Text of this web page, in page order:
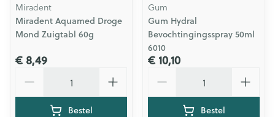
Miradent
Miradent Aquamed Droge
Mond Zuigtabl 60g
€ 8,49
Bestel
Gum
Gum Hydral
Bevochtingingsspray 50ml
6010
€ 10,10
Bestel